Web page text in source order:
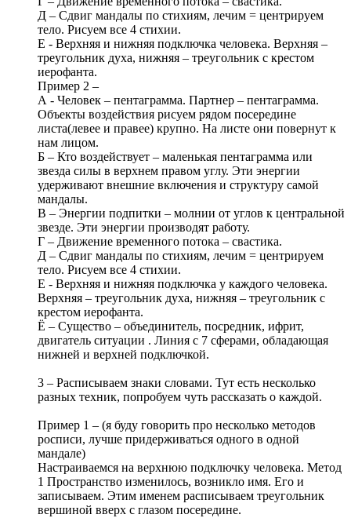
Д – Сдвиг мандалы по стихиям, лечим = центрируем
тело. Рисуем все 4 стихии.
Е - Верхняя и нижняя подключка человека. Верхняя –
треугольник духа, нижняя – треугольник с крестом
иерофанта.
Пример 2 –
А - Человек – пентаграмма. Партнер – пентаграмма.
Объекты воздействия рисуем рядом посередине
листа(левее и правее) крупно. На листе они повернут к
нам лицом.
Б – Кто воздействует – маленькая пентаграмма или
звезда силы в верхнем правом углу. Эти энергии
удерживают внешние включения и структуру самой
мандалы.
В – Энергии подпитки – молнии от углов к центральной
звезде. Эти энергии производят работу.
Г – Движение временного потока – свастика.
Д – Сдвиг мандалы по стихиям, лечим = центрируем
тело. Рисуем все 4 стихии.
Е - Верхняя и нижняя подключка у каждого человека.
Верхняя – треугольник духа, нижняя – треугольник с
крестом иерофанта.
Ё – Существо – объединитель, посредник, ифрит,
двигатель ситуации . Линия с 7 сферами, обладающая
нижней и верхней подключкой.
3 – Расписываем знаки словами. Тут есть несколько
разных техник, попробуем чуть рассказать о каждой.
Пример 1 – (я буду говорить про несколько методов
росписи, лучше придерживаться одного в одной
мандале)
Настраиваемся на верхнюю подключку человека. Метод
1 Пространство изменилось, возникло имя. Его и
записываем. Этим именем расписываем треугольник
вершиной вверх с глазом посередине.